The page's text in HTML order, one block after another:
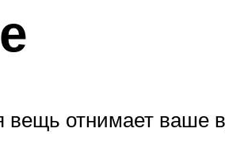
вещь отнимает ваше